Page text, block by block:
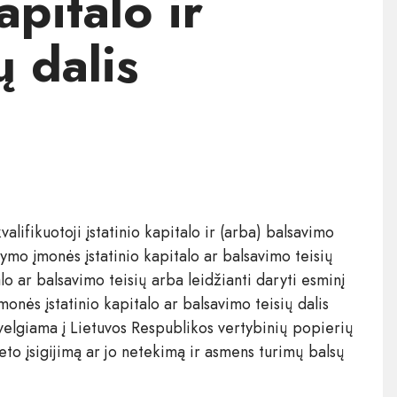
dalis
įstatinio kapitalo ir (arba) balsavimo
įmonės įstatinio kapitalo ar balsavimo teisių
ar balsavimo teisių arba leidžianti daryti esminį
įstatinio kapitalo ar balsavimo teisių dalis
į Lietuvos Respublikos vertybinių popierių
įsigijimą ar jo netekimą ir asmens turimų balsų